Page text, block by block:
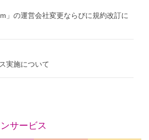
」の運営会社変更ならびに規約改訂に
実施について
サービス